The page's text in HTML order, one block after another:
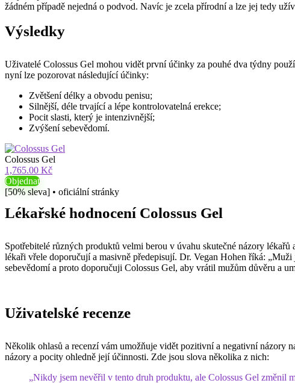
žádném případě nejedná o podvod. Navíc je zcela přírodní a lze jej tedy
Výsledky
Uživatelé Colossus Gel mohou vidět první účinky za pouhé dva týdny
nyní lze pozorovat následující účinky:
Zvětšení délky a obvodu penisu;
Silnější, déle trvající a lépe kontrolovatelná erekce;
Pocit slasti, který je intenzivnější;
Zvýšení sebevědomí.
Colossus Gel
1,765.00 Kč
Objednat
[50% sleva] • oficiální stránky
Lékařské hodnocení Colossus Gel
Spotřebitelé různých produktů velmi berou v úvahu skutečné názory
lékaři vřele doporučují a masivně předepisují. Dr. Vegan Hohen říká:
sebevědomí a proto doporučuji Colossus Gel, aby vrátil mužům důvěru a
Uživatelské recenze
Několik ohlasů a recenzí vám umožňuje vidět pozitivní a negativní názory
názory a pocity ohledně její účinnosti. Zde jsou slova několika z nich:
„Nikdy jsem nevěřil v tento druh produktu, ale Colossus Gel změnil